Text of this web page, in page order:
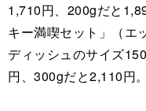
1,710円、200gだと
キー満喫セット」（エ
ディッシュのサイズ
円、300gだと2,110円。